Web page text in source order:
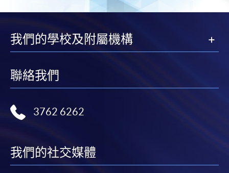
申請/報讀指南 :
- 短期課程
個別課程為須報讀同一學歷頒授課程及其他單元或繳
交下期學費的學員，提供網上服務，如學員就讀的課
我們的學校及附屬機構
聯絡我們
3762 6262
我們的社交媒體